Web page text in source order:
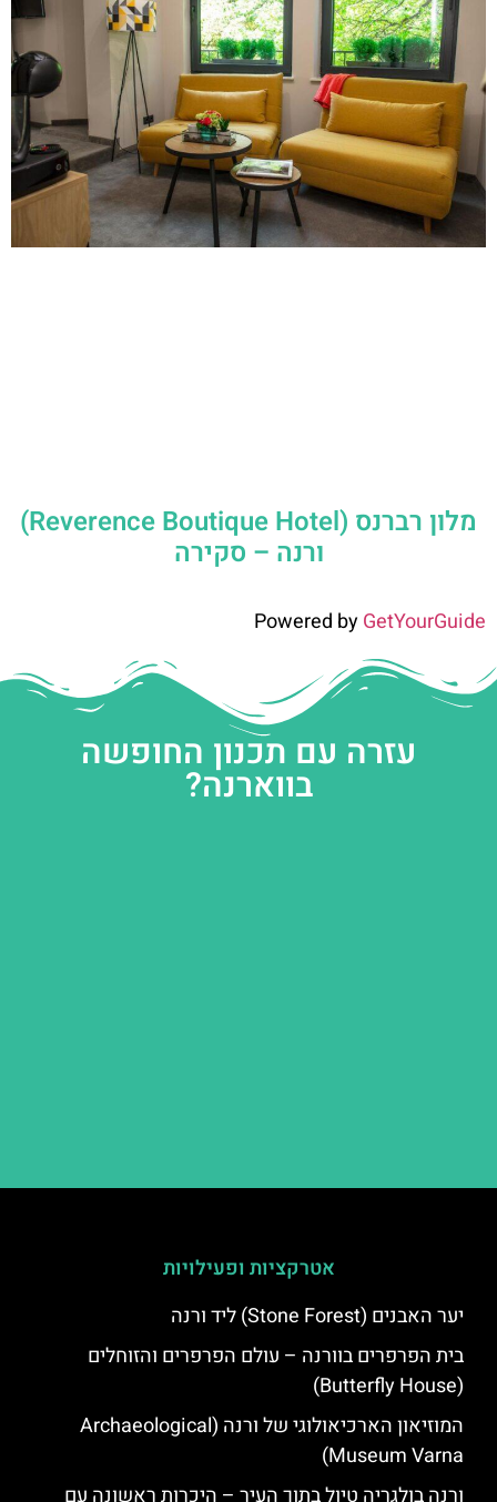
מלון רברנס (Reverence Boutique Hotel)
ורנה – סקירה
Powered byGetYourGuide
עזרה עם תכנון החופשה
בווארנה?
אטרקציות ופעילויות
יער האבנים (Stone Forest) ליד ורנה
בית הפרפרים בוורנה – עולם הפרפרים והזוחלים
(Butterfly House)
המוזיאון הארכיאולוגי של ורנה (Archaeological
Museum Varna)